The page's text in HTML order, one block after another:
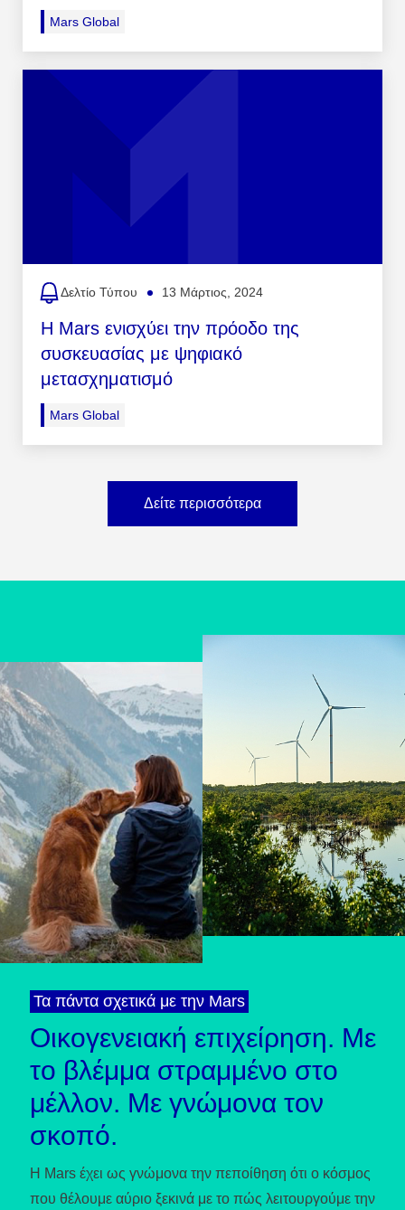
Mars Global
Δελτίο Τύπου 13 Μάρτιος, 2024
Η Mars ενισχύει την πρόοδο της
συσκευασίας με ψηφιακό
μετασχηματισμό
Mars Global
Δείτε περισσότερα
Τα πάντα σχετικά με την Mars
Οικογενειακή επιχείρηση. Με
το βλέμμα στραμμένο στο
μέλλον. Με γνώμονα τον
σκοπό.
Η Mars έχει ως γνώμονα την πεποίθηση ότι ο κόσμος
που θέλουμε αύριο ξεκινά με το πώς λειτουργούμε την